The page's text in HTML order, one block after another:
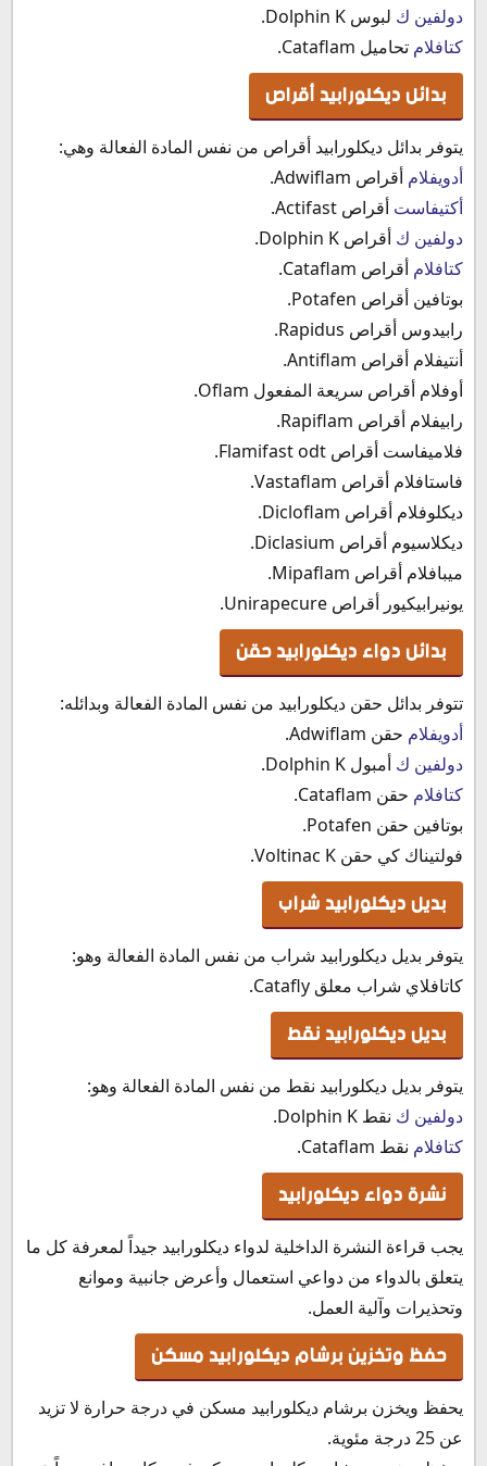
دولفين ك لبوس Dolphin K.
كتافلام تحاميل Cataflam.
بدائل ديكلورابيد أقراص
يتوفر بدائل ديكلورابيد أقراص من نفس المادة الفعالة وهي:
أدويفلام أقراص Adwiflam.
أكتيفاست أقراص Actifast.
دولفين ك أقراص Dolphin K.
كتافلام أقراص Cataflam.
بوتافين أقراص Potafen.
رابيدوس أقراص Rapidus.
أنتيفلام أقراص Antiflam.
أوفلام أقراص سريعة المفعول Oflam.
رابيفلام أقراص Rapiflam.
فلاميفاست أقراص Flamifast odt.
فاستافلام أقراص Vastaflam.
ديكلوفلام أقراص Dicloflam.
ديكلاسيوم أقراص Diclasium.
ميبافلام أقراص Mipaflam.
يونيرابيكيور أقراص Unirapecure.
بدائل دواء ديكلورابيد حقن
تتوفر بدائل حقن ديكلورابيد من نفس المادة الفعالة وبدائله:
أدويفلام حقن Adwiflam.
دولفين ك أمبول Dolphin K.
كتافلام حقن Cataflam.
بوتافين حقن Potafen.
فولتيناك كي حقن Voltinac K.
بديل ديكلورابيد شراب
يتوفر بديل ديكلورابيد شراب من نفس المادة الفعالة وهو:
كاتافلاي شراب معلق Catafly.
بديل ديكلورابيد نقط
يتوفر بديل ديكلورابيد نقط من نفس المادة الفعالة وهو:
دولفين ك نقط Dolphin K.
كتافلام نقط Cataflam.
نشرة دواء ديكلورابيد
يجب قراءة النشرة الداخلية لدواء ديكلورابيد جيداً لمعرفة كل ما
يتعلق بالدواء من دواعي استعمال وأعرض جانبية وموانع
وتحذيرات وآلية العمل.
حفظ وتخزين برشام ديكلورابيد مسكن
يحفظ ويخزن برشام ديكلورابيد مسكن في درجة حرارة لا تزيد
عن 25 درجة مئوية.